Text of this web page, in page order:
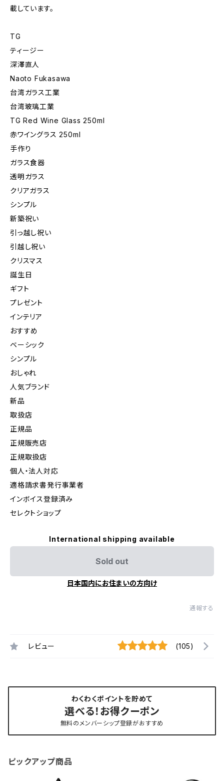
載しています。
TG
ティージー
深澤直人
Naoto Fukasawa
台湾ガラス工業
台湾玻璃工業
TG Red Wine Glass 250ml
赤ワイングラス 250ml
手作り
ガラス食器
透明ガラス
クリアガラス
シンプル
新築祝い
引っ越し祝い
引越し祝い
クリスマス
誕生日
ギフト
プレゼント
インテリア
おすすめ
ベーシック
シンプル
おしゃれ
人気ブランド
新品
取扱店
正規品
正規販売店
正規取扱店
個人・法人対応
適格請求書発行事業者
インボイス登録済み
セレクトショップ
International shipping available
Sold out
日本国内にお住まいの方向け
通報する
レビュー (105)
わくわくポイントを貯めて
選べる！お得クーポン
無料のメンバーシップ登録がおすすめ
ピックアップ商品